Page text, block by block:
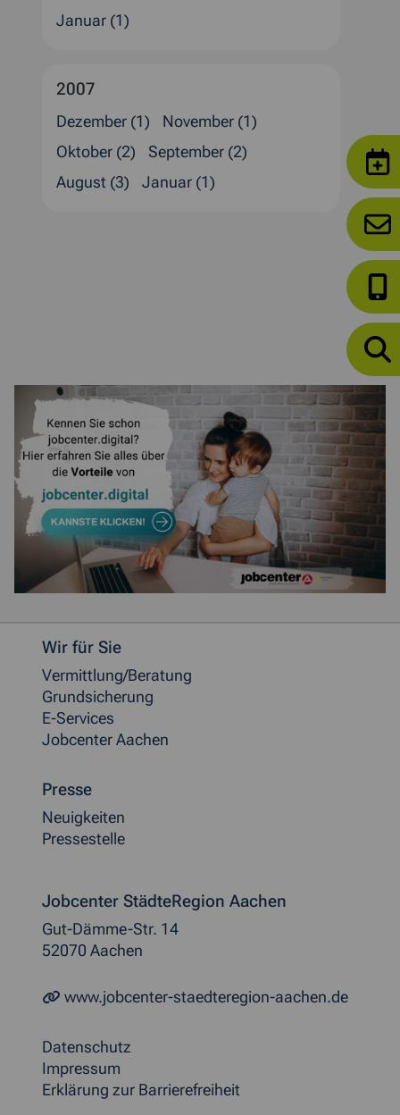
Januar (1)
2007
Dezember (1)
November (1)
Oktober (2)
September (2)
August (3)
Januar (1)
Weitere allgemeine Informationen
Wir für Sie
Vermittlung/Beratung
Grundsicherung
E-Services
Jobcenter Aachen
Presse
Neuigkeiten
Pressestelle
Jobcenter StädteRegion Aachen
Gut-Dämme-Str. 14
52070 Aachen
www.jobcenter-staedteregion-aachen.de
Datenschutz
Impressum
Erklärung zur Barrierefreiheit